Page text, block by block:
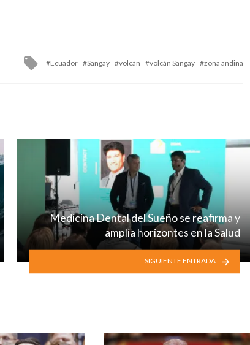
Tagged
Ecuador Sangay volcán volcán Sangay zona andina
Medicina Dental del Sueño se reafirma y
amplía horizontes en la Salud
SIGUIENTE ENTRADA